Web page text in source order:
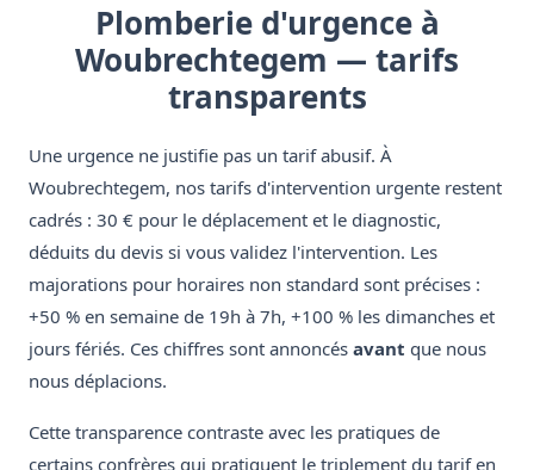
Plomberie d'urgence à
Woubrechtegem — tarifs
transparents
Une urgence ne justifie pas un tarif abusif. À
Woubrechtegem, nos tarifs d'intervention urgente restent
cadrés : 30 € pour le déplacement et le diagnostic,
déduits du devis si vous validez l'intervention. Les
majorations pour horaires non standard sont précises :
+50 % en semaine de 19h à 7h, +100 % les dimanches et
jours fériés. Ces chiffres sont annoncés avant que nous
nous déplacions.
Cette transparence contraste avec les pratiques de
certains confrères qui pratiquent le triplement du tarif en